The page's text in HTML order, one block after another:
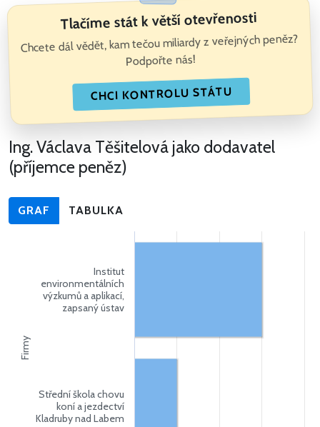
Tlačíme stát k větší otevřenosti
Chcete dál vědět, kam tečou miliardy z veřejných peněz?
Podpořte nás!
CHCI KONTROLU STÁTU
Ing. Václava Těšitelová jako dodavatel
(příjemce peněz)
GRAF TABULKA
Firmy
Institut
environmentálních
výzkumů a aplikací,
zapsaný ústav
Střední škola chovu
koní a jezdectví
Kladruby nad Labem